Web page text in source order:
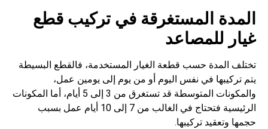
المدة المستغرقة في تركيب قطع
غيار للمصاعد
تختلف المدة حسب قطعة الغيار المستخدمة، فالقطع البسيطة
يتم تركيبها في نفس اليوم أو من يوم إلى يومين عمل،
والمكونات المتوسطة قد تستغرق من 3 إلى 5 أيام، أما المكونات
الرئيسية فتحتاج في الغالب من 7 إلى 10 أيام عمل بسبب
حجمها وتعقيد تركيبها.